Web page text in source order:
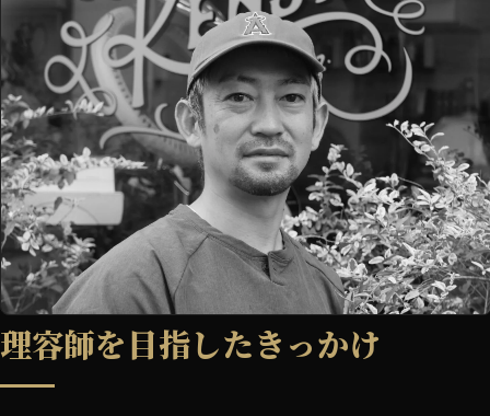
理容師を目指したきっかけ